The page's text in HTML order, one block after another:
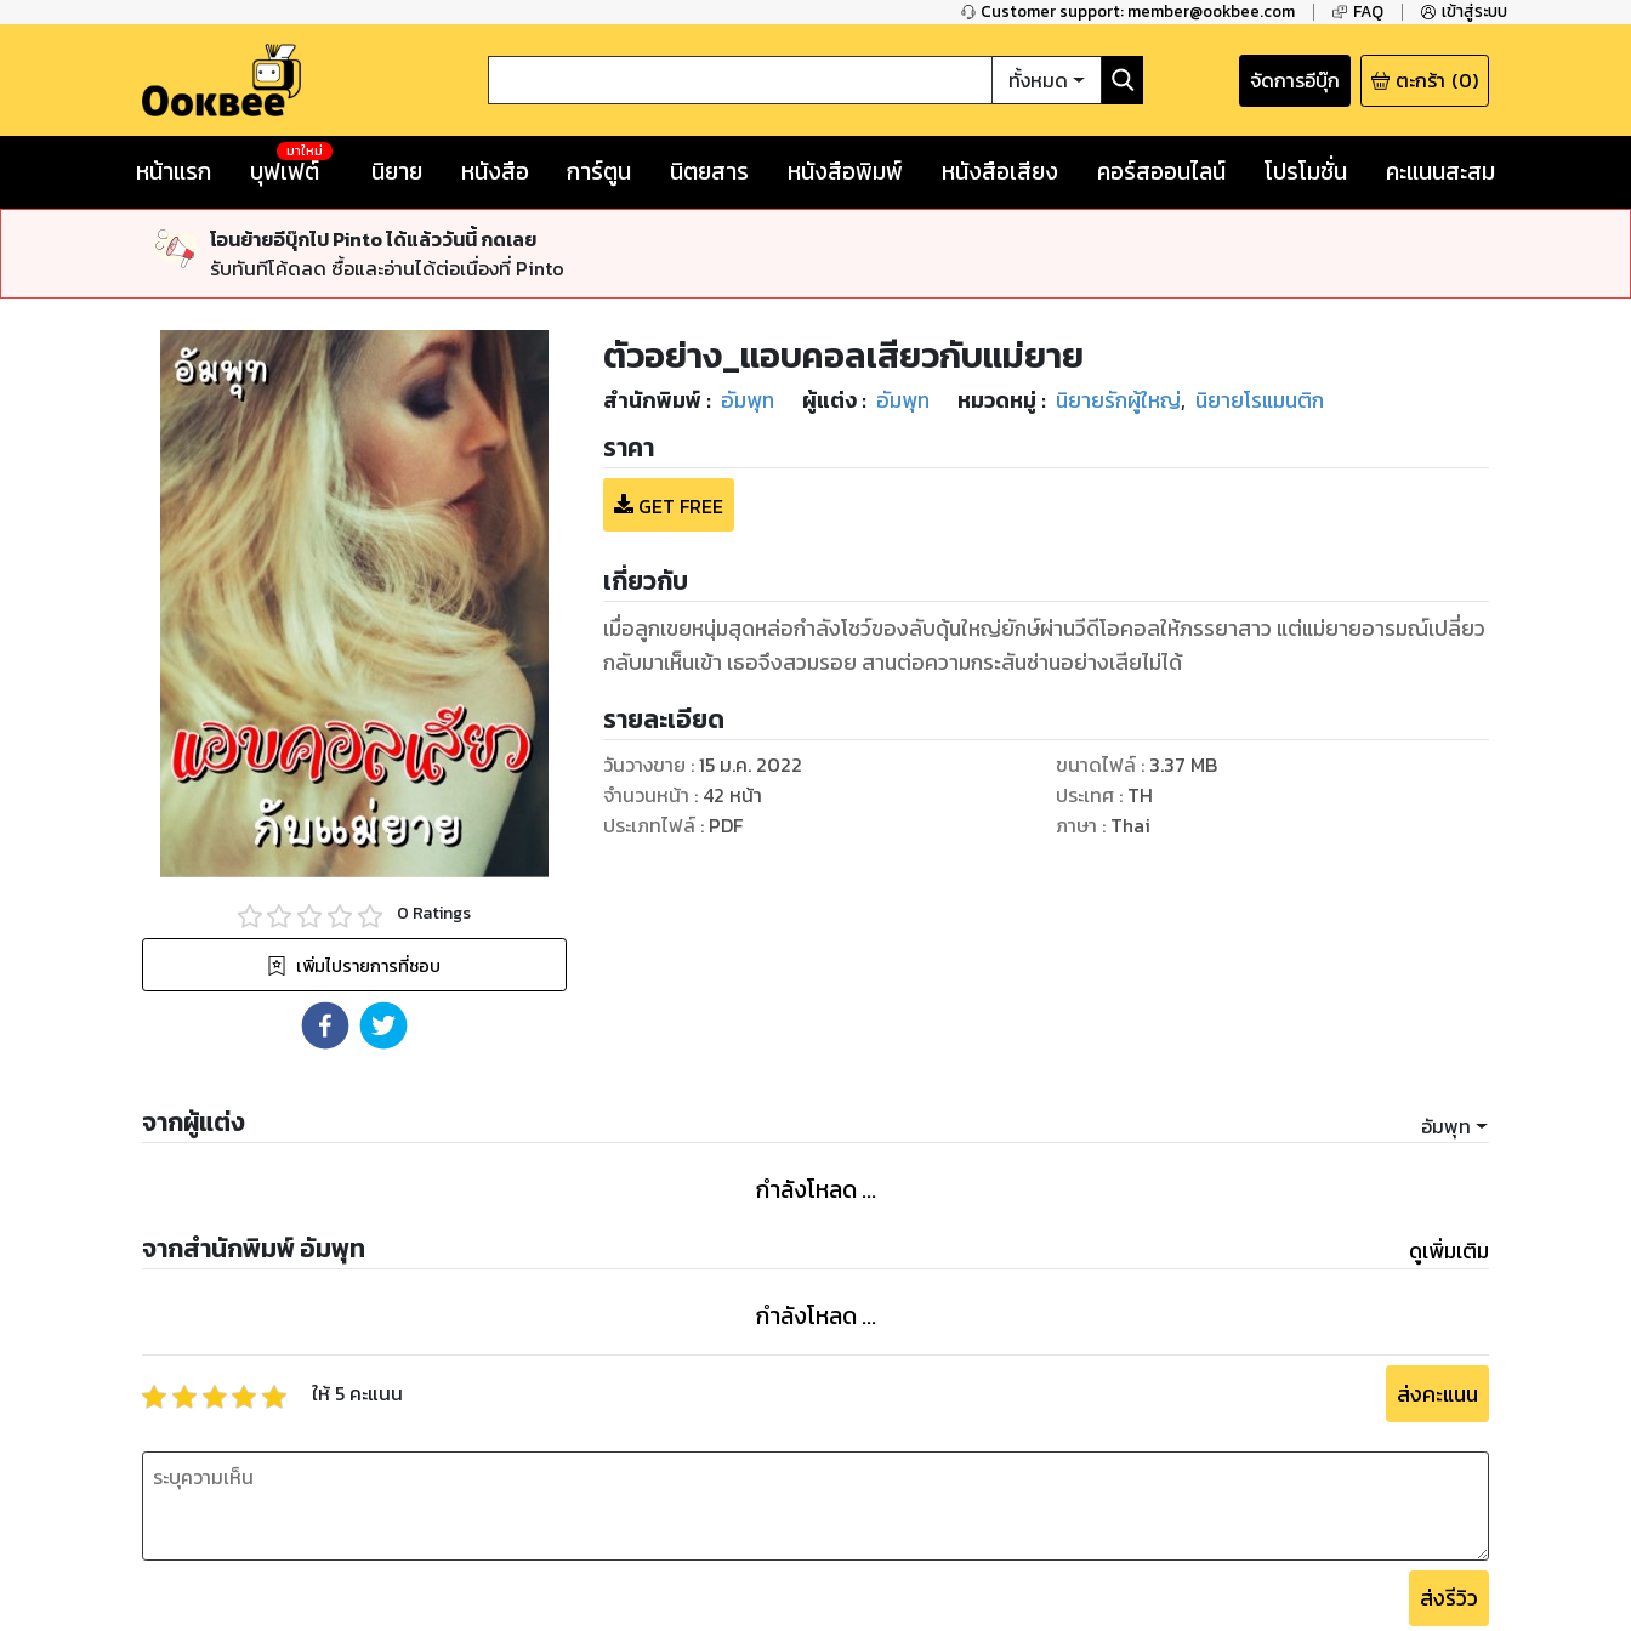
Customer support: member@ookbee.com FAQ เข้าสู่ระบบ
ทั้งหมด จัดการอีบุ๊ก ตะกร้า (0)
หน้าแรก บุฟเฟต์
มาใหม่
นิยาย หนังสือ การ์ตูน นิตยสาร หนังสือพิมพ์ หนังสือเสียง คอร์สออนไลน์ โปรโมชั่น คะแนนสะสม
โอนย้ายอีบุ๊กไป Pinto ได้แล้ววันนี้ กดเลย
รับทันทีโค้ดลด ซื้อและอ่านได้ต่อเนื่องที่ Pinto
0 Ratings
เพิ่มไปรายการที่ชอบ
ตัวอย่าง_แอบคอลเสียวกับแม่ยาย
สำนักพิมพ์ : อัมพุท ผู้แต่ง : อัมพุท หมวดหมู่ : นิยายรักผู้ใหญ่, นิยายโรแมนติก
ราคา
GET FREE
เกี่ยวกับ
เมื่อลูกเขยหนุ่มสุดหล่อกำลังโชว์ของลับดุ้นใหญ่ยักษ์ผ่านวีดีโอคอลให้ภรรยาสาว แต่แม่ยายอารมณ์เปลี่ยว
กลับมาเห็นเข้า เธอจึงสวมรอย สานต่อความกระสันซ่านอย่างเสียไม่ได้
รายละเอียด
วันวางขาย :15 ม.ค. 2022
จำนวนหน้า : 42 หน้า
ประเภทไฟล์: PDF
ขนาดไฟล์: 3.37 MB
ประเทศ : TH
ภาษา : Thai
จากผู้แต่ง อัมพุท
กำลังโหลด ...
จากสำนักพิมพ์ อัมพุท ดูเพิ่มเติม
กำลังโหลด ...
ให้ 5 คะแนน ส่งคะแนน
ส่งรีวิว